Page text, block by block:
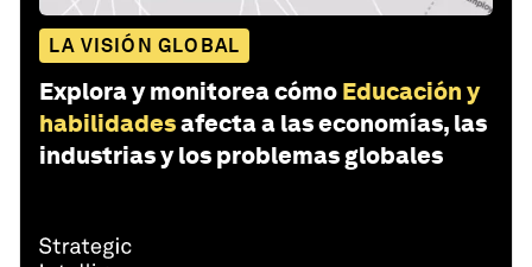
LA VISIÓN GLOBAL
Explora y monitorea cómo Educación y
habilidadesafecta a las economías, las
industrias y los problemas globales